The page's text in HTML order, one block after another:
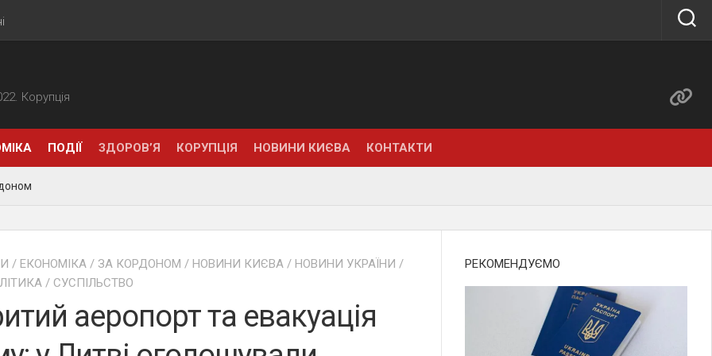
Корупція
ПОДІЇ ЗДОРОВ’Я КОРУПЦІЯ НОВИНИ КИЄВА КОНТАКТИ
/ ЕКОНОМІКА / ЗА КОРДОНОМ / НОВИНИ КИЄВА / НОВИНИ УКРАЇНИ /
/ СУСПІЛЬСТВО
аеропорт та евакуація
РЕКОМЕНДУЄМО